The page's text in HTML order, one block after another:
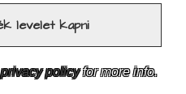
privacy policyfor more info.